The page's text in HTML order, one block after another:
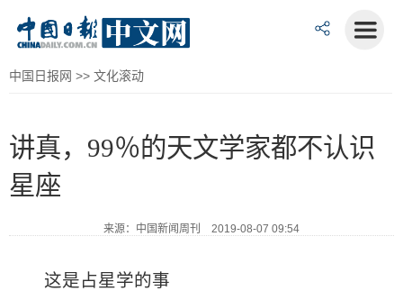
中国日报网 >> 文化滚动
讲真，99％的天文学家都不认识
星座
来源：中国新闻周刊 2019-08-07 09:54
这是占星学的事